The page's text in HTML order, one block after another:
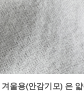
겨울용(안감기모) 은